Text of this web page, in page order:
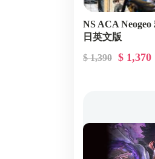
NS ACA
日英文版
$ 1,390 $ 1,370